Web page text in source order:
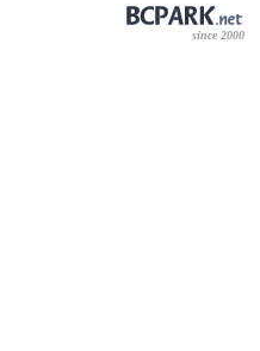
since 2000